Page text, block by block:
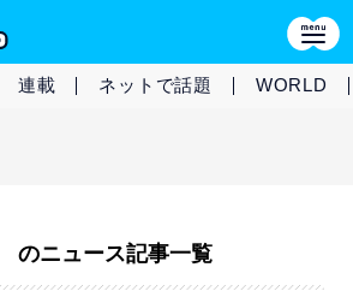
連載 ネットで話題 WORLD
のニュース記事一覧